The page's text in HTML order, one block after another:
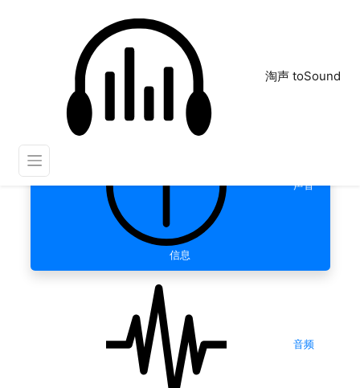
淘声 toSound
声音
信息
音频